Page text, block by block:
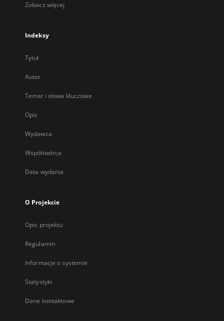
Zobacz więcej
Indeksy
Tytuł
Autor
Temat i słowa kluczowe
Opis
Wydawca
Współtwórca
Data wydania
O Projekcie
Opis projektu
Regulamin
Informacje o systemie
Statystyki
Dane kontaktowe